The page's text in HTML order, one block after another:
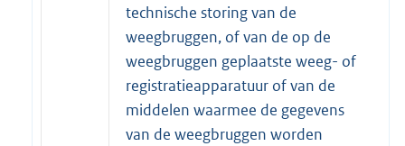
technische storing van de
weegbruggen, of van de op de
weegbruggen geplaatste weeg- of
registratieapparatuur of van de
middelen waarmee de gegevens
van de weegbruggen worden